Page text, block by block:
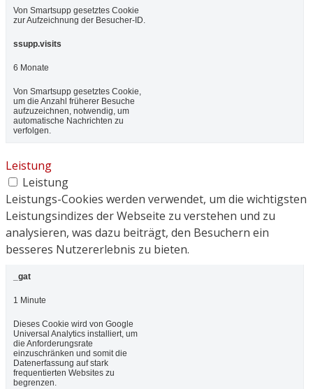
Von Smartsupp gesetztes Cookie
zur Aufzeichnung der Besucher-ID.
ssupp.visits
6 Monate
Von Smartsupp gesetztes Cookie,
um die Anzahl früherer Besuche
aufzuzeichnen, notwendig, um
automatische Nachrichten zu
verfolgen.
Leistung
Leistung
Leistungs-Cookies werden verwendet, um die wichtigsten
Leistungsindizes der Webseite zu verstehen und zu
analysieren, was dazu beiträgt, den Besuchern ein
besseres Nutzererlebnis zu bieten.
_gat
1 Minute
Dieses Cookie wird von Google
Universal Analytics installiert, um
die Anforderungsrate
einzuschränken und somit die
Datenerfassung auf stark
frequentierten Websites zu
begrenzen.